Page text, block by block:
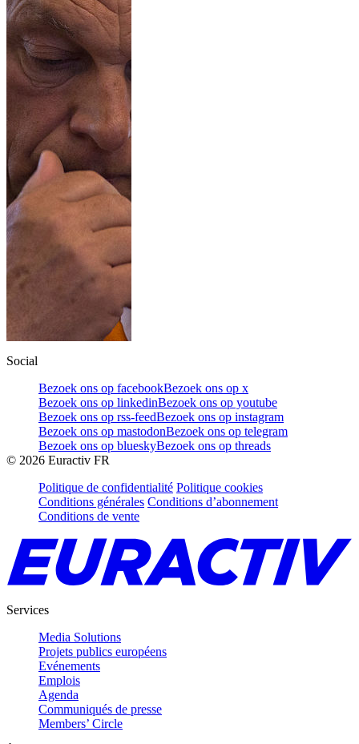
Social
Bezoek ons op facebookBezoek ons op x
Bezoek ons op linkedinBezoek ons op youtube
Bezoek ons op rss-feedBezoek ons op instagram
Bezoek ons op mastodonBezoek ons op telegram
Bezoek ons op blueskyBezoek ons op threads
© 2026 Euractiv FR
Politique de confidentialité Politique cookies
Conditions générales Conditions d’abonnement
Conditions de vente
Services
Media Solutions
Projets publics européens
Evénements
Emplois
Agenda
Communiqués de presse
Members’ Circle